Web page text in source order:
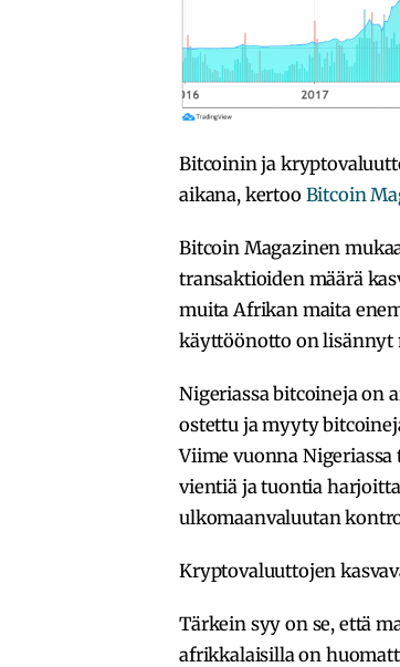
Bitcoinin ja
aikana, kertoo Bitcoin
Bitcoin Magazinen
transaktioiden määrä
muita Afrikan maita
käyttöönotto on lisännyt
Nigeriassa bitcoineja on
ostettu ja myyty
Viime vuonna
vientiä ja tuontia
ulkomaanvaluutan
Kryptovaluuttojen
Tärkein syy on se, että
afrikkalaisilla on